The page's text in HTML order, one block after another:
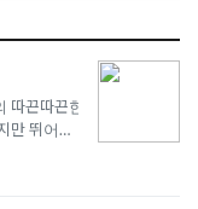
따끈따끈한
만 뛰어난
이 많이 될